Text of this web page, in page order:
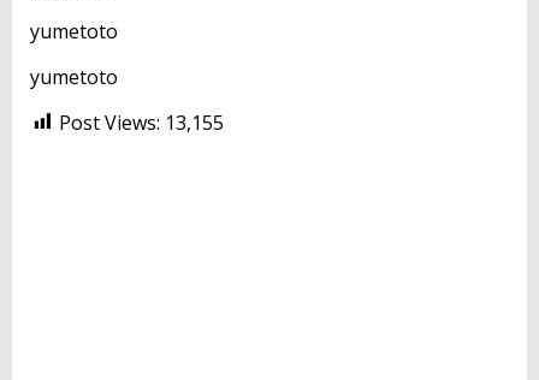
yumetoto
yumetoto
Post Views: 13,155